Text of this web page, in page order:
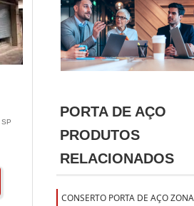
PORTA DE AÇO
PRODUTOS
RELACIONADOS
CONSERTO PORTA DE AÇO